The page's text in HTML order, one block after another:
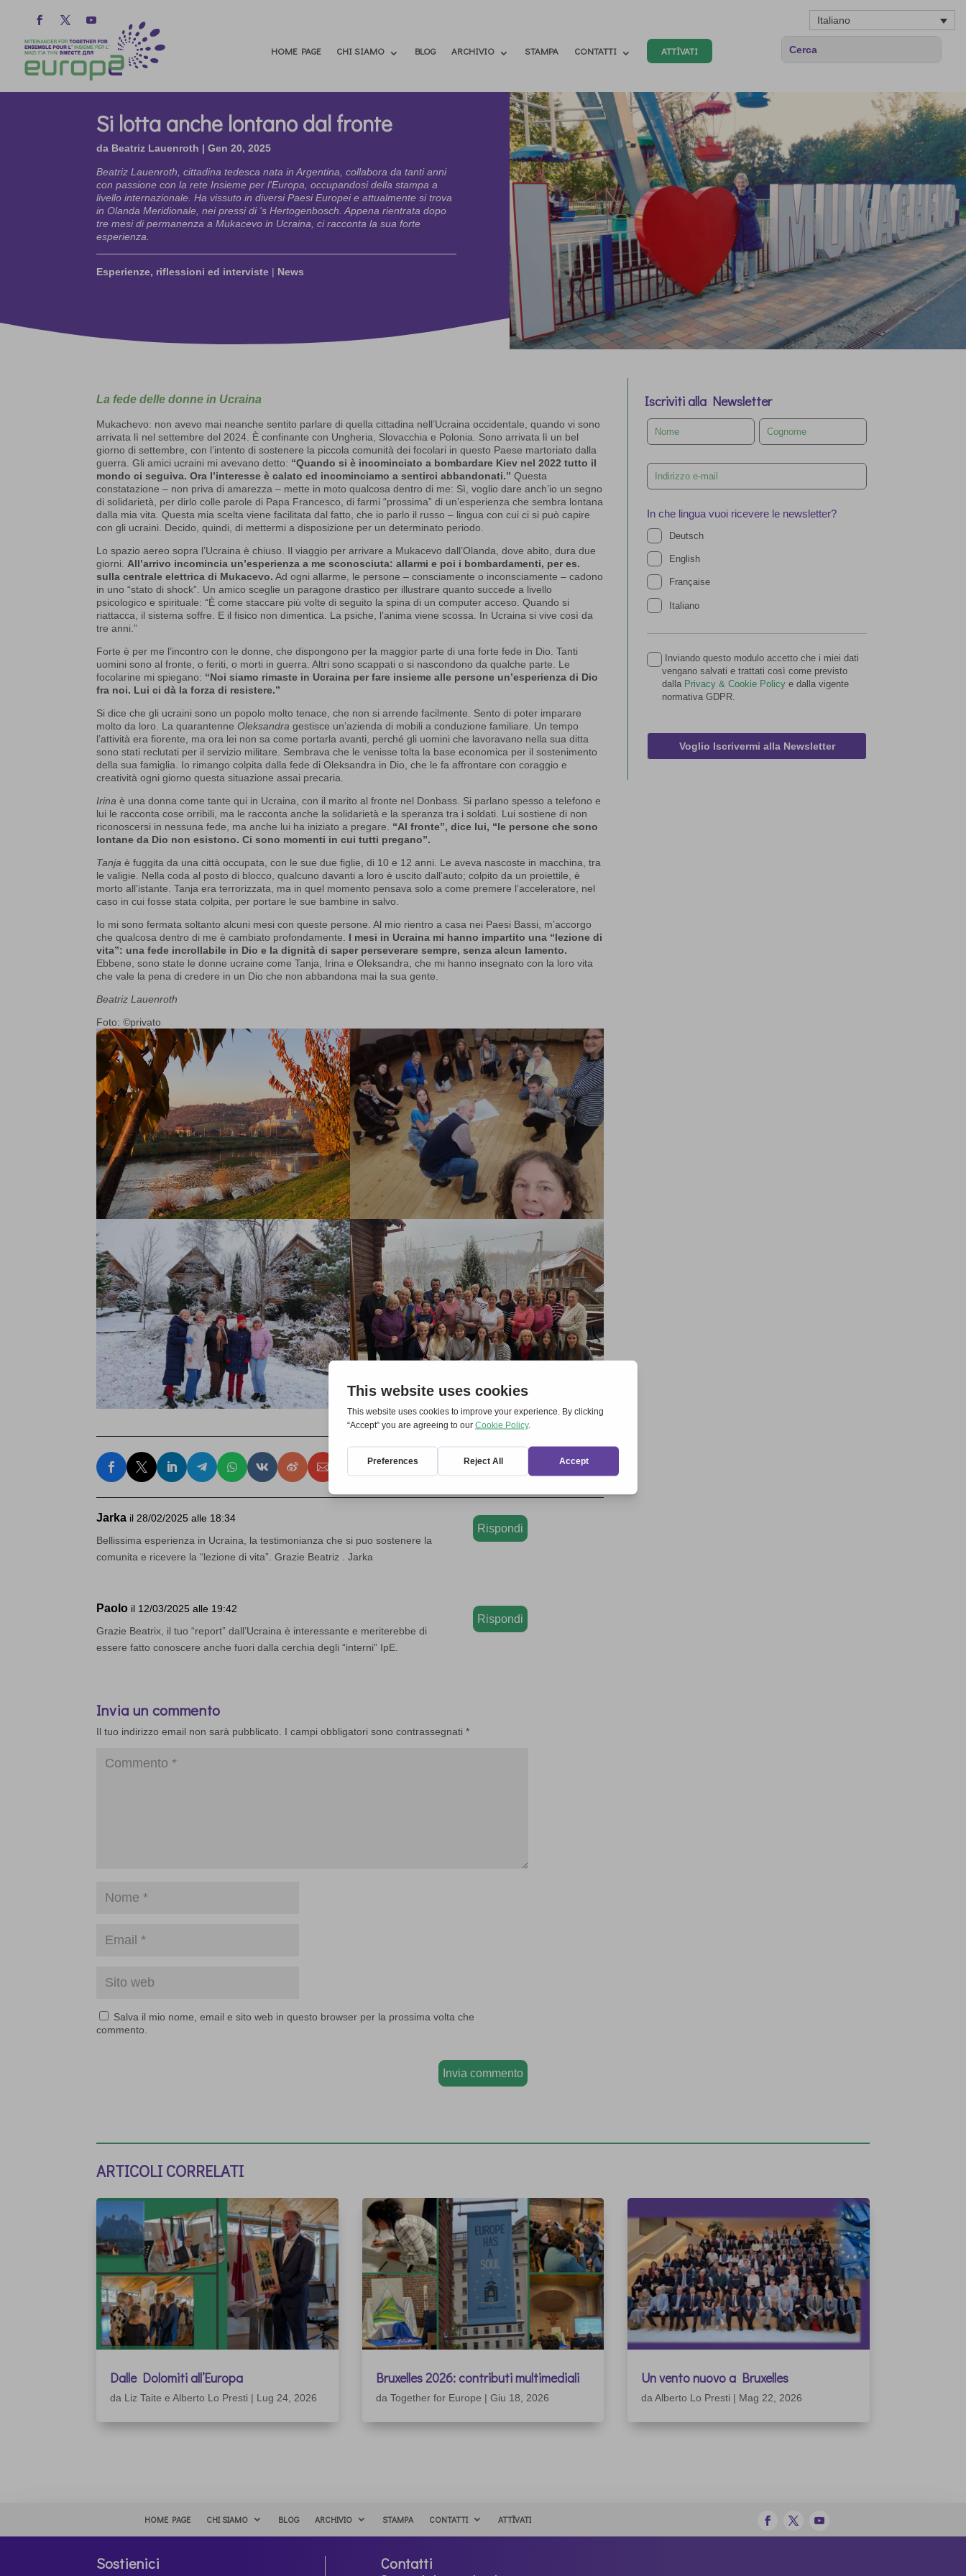
Italiano
HOME PAGE CHI SIAMO BLOG ARCHIVIO STAMPA CONTATTI ATTÌVATI
Si lotta anche lontano dal fronte
da Beatriz Lauenroth |Gen 20, 2025
Beatriz Lauenroth, cittadina tedesca nata in Argentina, collabora da tanti anni
con passione con la rete Insieme per l'Europa, occupandosi della stampa a
livello internazionale. Ha vissuto in diversi Paesi Europei e attualmente si trova
in Olanda Meridionale, nei pressi di 's Hertogenbosch. Appena rientrata dopo
tre mesi di permanenza a Mukacevo in Ucraina, ci racconta la sua forte
esperienza.
Esperienze, riflessioni ed interviste | News
La fede delle donne in Ucraina
Mukachevo: non avevo mai neanche sentito parlare di quella cittadina nell’Ucraina occidentale, quando vi sono
arrivata lì nel settembre del 2024. È confinante con Ungheria, Slovacchia e Polonia. Sono arrivata lì un bel
giorno di settembre, con l’intento di sostenere la piccola comunità dei focolari in questo Paese martoriato dalla
guerra. Gli amici ucraini mi avevano detto: “Quando si è incominciato a bombardare Kiev nel 2022 tutto il
mondo ci seguiva. Ora l’interesse è calato ed incominciamo a sentirci abbandonati.”Questa
constatazione – non priva di amarezza – mette in moto qualcosa dentro di me: Sì, voglio dare anch’io un segno
di solidarietà, per dirlo colle parole di Papa Francesco, di farmi “prossima” di un’esperienza che sembra lontana
dalla mia vita. Questa mia scelta viene facilitata dal fatto, che io parlo il russo – lingua con cui ci si può capire
con gli ucraini. Decido, quindi, di mettermi a disposizione per un determinato periodo.
Lo spazio aereo sopra l’Ucraina è chiuso. Il viaggio per arrivare a Mukacevo dall’Olanda, dove abito, dura due
giorni. All’arrivo incomincia un’esperienza a me sconosciuta: allarmi e poi i bombardamenti, per es.
sulla centrale elettrica di Mukacevo. Ad ogni allarme, le persone – consciamente o inconsciamente – cadono
in uno “stato di shock”. Un amico sceglie un paragone drastico per illustrare quanto succede a livello
psicologico e spirituale: “È come staccare più volte di seguito la spina di un computer acceso. Quando si
riattacca, il sistema soffre. E il fisico non dimentica. La psiche, l’anima viene scossa. In Ucraina si vive così da
tre anni.”
Forte è per me l’incontro con le donne, che dispongono per la maggior parte di una forte fede in Dio. Tanti
uomini sono al fronte, o feriti, o morti in guerra. Altri sono scappati o si nascondono da qualche parte. Le
focolarine mi spiegano: “Noi siamo rimaste in Ucraina per fare insieme alle persone un’esperienza di Dio
fra noi. Lui ci dà la forza di resistere.”
Si dice che gli ucraini sono un popolo molto tenace, che non si arrende facilmente. Sento di poter imparare
molto da loro. La quarantenne Oleksandra gestisce un’azienda di mobili a conduzione familiare. Un tempo
l’attività era fiorente, ma ora lei non sa come portarla avanti, perché gli uomini che lavoravano nella sua ditta
sono stati reclutati per il servizio militare. Sembrava che le venisse tolta la base economica per il sostenimento
della sua famiglia. Io rimango colpita dalla fede di Oleksandra in Dio, che le fa affrontare con coraggio e
creatività ogni giorno questa situazione assai precaria.
Irina è una donna come tante qui in Ucraina, con il marito al fronte nel Donbass. Si parlano spesso a telefono e
lui le racconta cose orribili, ma le racconta anche la solidarietà e la speranza tra i soldati. Lui sostiene di non
riconoscersi in nessuna fede, ma anche lui ha iniziato a pregare.
“Al fronte”, dice lui, “le persone che sono
lontane da Dio non esistono. Ci sono momenti in cui tutti pregano”.
Tanja è fuggita da una città occupata, con le sue due figlie, di 10 e 12 anni. Le aveva nascoste in macchina, tra
le valigie. Nella coda al posto di blocco, qualcuno davanti a loro è uscito dall’auto; colpito da un proiettile, è
morto all’istante. Tanja era terrorizzata, ma in quel momento pensava solo a come premere l’acceleratore, nel
caso in cui fosse stata colpita, per portare le sue bambine in salvo.
Io mi sono fermata soltanto alcuni mesi con queste persone. Al mio rientro a casa nei Paesi Bassi, m’accorgo
che qualcosa dentro di me è cambiato profondamente. I mesi in Ucraina mi hanno impartito una “lezione di
vita”: una fede incrollabile in Dio e la dignità di saper perseverare sempre, senza alcun lamento.
Ebbene, sono state le donne ucraine come Tanja, Irina e Oleksandra, che mi hanno insegnato con la loro vita
che vale la pena di credere in un Dio che non abbandona mai la sua gente.
Beatriz Lauenroth
Foto:©privato
Jarka il 28/02/2025 alle 18:34
Bellissima esperienza in Ucraina, la testimonianza che si puo sostenere la
comunita e ricevere la “lezione di vita”. Grazie Beatriz . Jarka
Rispondi
Paolo il 12/03/2025 alle 19:42
Grazie Beatrix, il tuo “report” dall’Ucraina è interessante e meriterebbe di
essere fatto conoscere anche fuori dalla cerchia degli “interni” IpE.
Rispondi
Invia un commento
Il tuo indirizzo email non sarà pubblicato. I campi obbligatori sono contrassegnati*
Salva il mio nome, email e sito web in questo browser per la prossima volta che
commento.
Invia commento
Iscriviti alla Newsletter
Leave
this
field
In che lingua vuoi ricevere le newsletter?
Deutsch
English
Française
Italiano
Inviando questo modulo accetto che i miei dati
vengano salvati e trattati così come previsto
dalla Privacy & Cookie Policy e dalla vigente
normativa GDPR.
Voglio Iscrivermi alla Newsletter
ARTICOLI CORRELATI
Dalle Dolomiti all’Europa
da Liz Taite e Alberto Lo Presti | Lug 24, 2026
Bruxelles 2026: contributi multimediali
da Together for Europe | Giu 18, 2026
Un vento nuovo a Bruxelles
da Alberto Lo Presti | Mag 22, 2026
HOME PAGE CHI SIAMO BLOG ARCHIVIO STAMPA CONTATTI ATTÌVATI
Sostienici Contatti